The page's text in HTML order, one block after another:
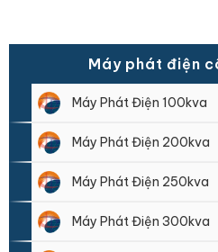
Máy phát điện
Máy Phát Điện 100kva
Máy Phát Điện 200kva
Máy Phát Điện 250kva
Máy Phát Điện 300kva